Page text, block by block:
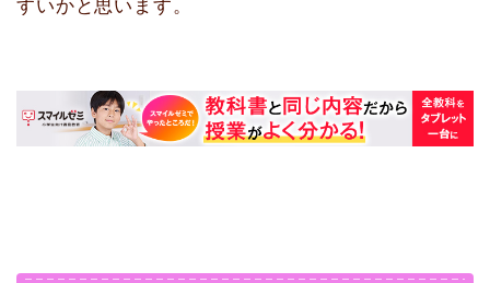
すいかと思います。